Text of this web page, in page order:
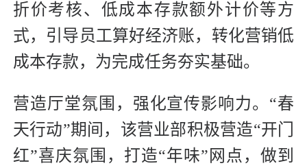
折价考核、低成本存款额外计价等方
式，引导员工算好经济账，转化营销低
成本存款，为完成任务夯实基础。
营造厅堂氛围，强化宣传影响力。“春
天行动”期间，该营业部积极营造“开门
红”喜庆氛围，打造“年味”网点，做到